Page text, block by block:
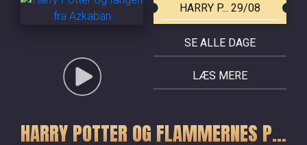
HARRY P... 29/08
SE ALLE DAGE
LÆS MERE
HARRY POTTER OG FLAMMERNES POKAL